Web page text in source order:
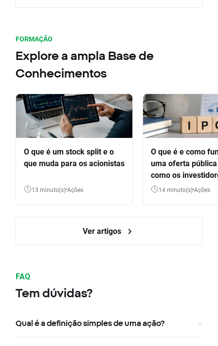
FORMAÇÃO
Explore a ampla Base de
Conhecimentos
O que é um stock split e o
que muda para os acionistas
13 minuto(s) Ações
O que é e como
uma oferta
como os
participar
14 minuto(s) Ações
Ver artigos
FAQ
Tem dúvidas?
Qual é a definição simples de uma ação?